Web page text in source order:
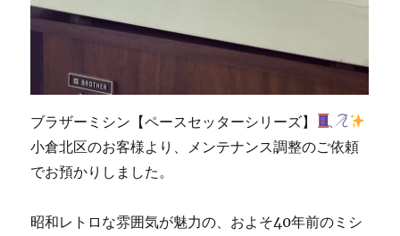
ブラザーミシン【ペースセッターシリーズ】
小倉北区のお客様より、メンテナンス調整のご依頼
でお預かりしました。
昭和レトロな雰囲気が魅力の、およそ40年前のミシ